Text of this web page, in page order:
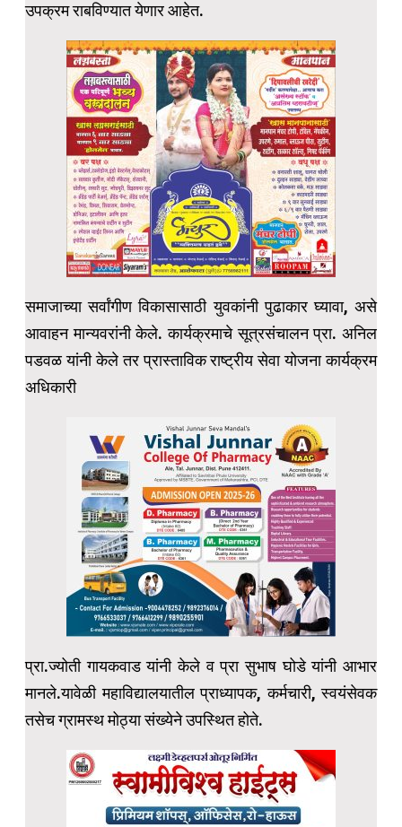
उपक्रम राबविण्यात येणार आहेत.
समाजाच्या सर्वांगीण विकासासाठी युवकांनी पुढाकार घ्यावा, असे
आवाहन मान्यवरांनी केले. कार्यक्रमाचे सूत्रसंचालन प्रा. अनिल
पडवळ यांनी केले तर प्रास्ताविक राष्ट्रीय सेवा योजना कार्यक्रम
अधिकारी
प्रा.ज्योती गायकवाड यांनी केले व प्रा सुभाष घोडे यांनी आभार
मानले.यावेळी महाविद्यालयातील प्राध्यापक, कर्मचारी, स्वयंसेवक
तसेच ग्रामस्थ मोठ्या संख्येने उपस्थित होते.